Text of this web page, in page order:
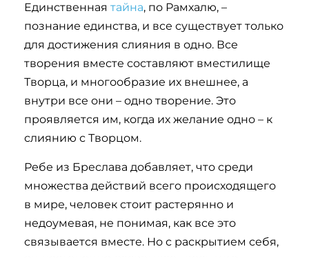
Единственная тайна, по Рамхалю, –
познание единства, и все существует только
для достижения слияния в одно. Все
творения вместе составляют вместилище
Творца, и многообразие их внешнее, а
внутри все они – одно творение. Это
проявляется им, когда их желание одно – к
слиянию с Творцом.
Ребе из Бреслава добавляет, что среди
множества действий всего происходящего
в мире, человек стоит растерянно и
недоумевая, не понимая, как все это
связывается вместе. Но с раскрытием себя,